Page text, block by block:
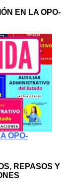
EN LA OPO-
OPO-
REPASOS Y